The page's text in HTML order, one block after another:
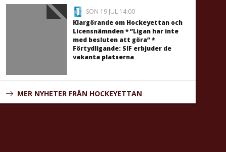
SÖN 19 JUL 14:00
Klargörande om Hockeyettan och
Licensnämnden * ”Ligan har inte
med besluten att göra” *
Förtydligande: SIF erbjuder de
vakanta platserna
MER NYHETER FRÅN HOCKEYETTAN